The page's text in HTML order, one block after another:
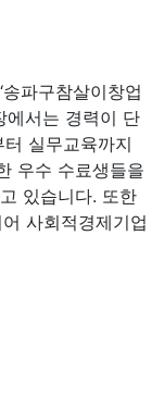
파구참살이창업
에서는 경력이 단
실무교육까지
우수 수료생들을
있습니다. 또한
사회적경제기업